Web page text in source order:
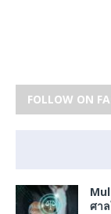
FOLLOW ON
ศา